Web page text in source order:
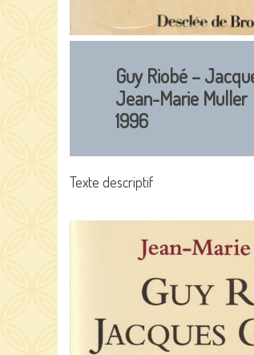
Guy Riobé –
Jean-Marie Muller
1996
Texte descriptif